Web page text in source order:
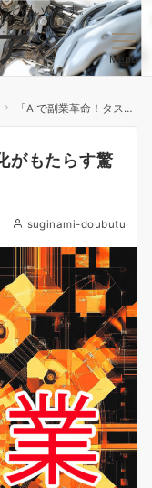
と思いいます。
Menu
「AIで副業革命！タスク自動化がもたらす驚きの未来とは？」
がもたらす驚
suginami-doubutu